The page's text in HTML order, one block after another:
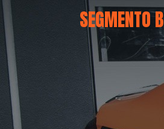
SEGMENTO B